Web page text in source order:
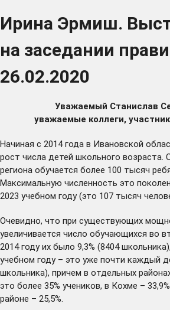
Ирина Эрмиш.
на заседании
26.02.2020
Уважаемый Станислав
уважаемые коллеги,
Начиная с 2014 года в Ивановской
рост числа детей школьного возраста.
региона обучается более 100 тысяч
Максимальную численность это
2023 учебном году (это 107 тысяч
Очевидно, что при существующих
увеличивается число обучающихся во
2014 году их было 9,3% (8404
учебном году – это уже почти каждый
школьника), причем в отдельных
это более 35% учеников, в Кохме –
районе – 25,5%.